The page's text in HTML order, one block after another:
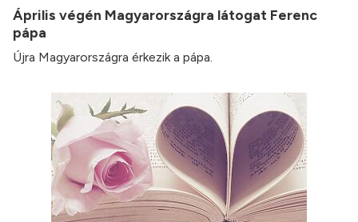
Április végén Magyarországra látogat Ferenc
pápa
Újra Magyarországra érkezik a pápa.